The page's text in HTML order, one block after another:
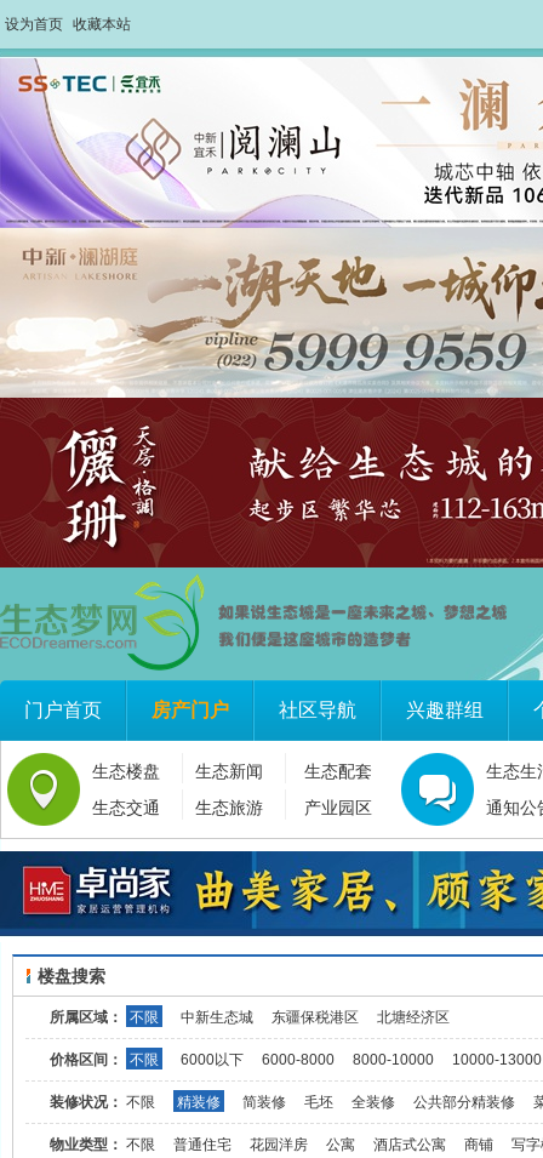
设为首页 收藏本站
门户首页 房产门户 社区导航 兴趣群组
生态楼盘 生态新闻
生态配套
生态交通
生态旅游 产业园区
生态生
通知公
楼盘搜索
所属区域： 不限 中新生态城 东疆保税港区 北塘经济区
价格区间： 不限 6000以下 6000-8000 8000-10000 10000-13000
装修状况： 不限 精装修 简装修 毛坯 全装修 公共部分精装修
物业类型： 不限 普通住宅 花园洋房 公寓 酒店式公寓 商铺
写